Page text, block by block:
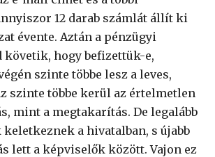
12 darab számlát állít ki
évente. Aztán a pénzügyi
követik, hogy befizettük-e,
szinte többe lesz a leves,
szinte többe kerül az értelmetlen
mint a megtakarítás. De legalább
keletkeznek a hivatalban, s újabb
lett a képviselők között. Vajon ez